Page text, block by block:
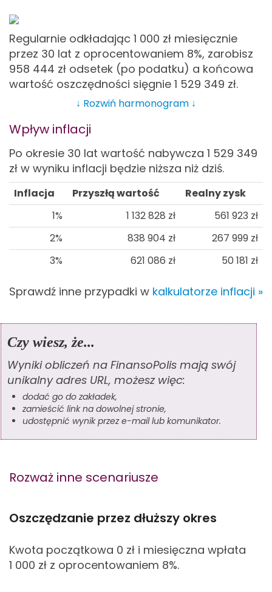
Regularnie odkładając 1 000 zł miesięcznie
przez 30 lat z oprocentowaniem 8%, zarobisz
958 444 zł odsetek (po podatku) a końcowa
wartość oszczędności sięgnie 1 529 349 zł.
↓ Rozwiń harmonogram ↓
Wpływ inflacji
Po okresie 30 lat wartość nabywcza 1 529 349
zł w wyniku inflacji będzie niższa niż dziś.
Inflacja Przyszłą wartość
Realny zysk
1%
1 132 828 zł 561 923 zł
2%
838 904 zł 267 999 zł
3%
621 086 zł 50 181 zł
Sprawdź inne przypadki w kalkulatorze inflacji »
Czy wiesz, że...
Wyniki obliczeń na FinansoPolis mają swój
unikalny adres URL, możesz więc:
dodać go do zakładek,
zamieścić link na dowolnej stronie,
udostępnić wynik przez e-mail lub komunikator.
Rozważ inne scenariusze
Oszczędzanie przez dłuższy okres
Kwota początkowa 0 zł i miesięczna wpłata
1 000 zł z oprocentowaniem 8%.